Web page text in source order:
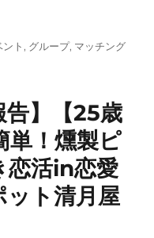
ント , グループ, マッチング
告】【25歳
単！燻製ピ
恋活in恋愛
ット清月屋